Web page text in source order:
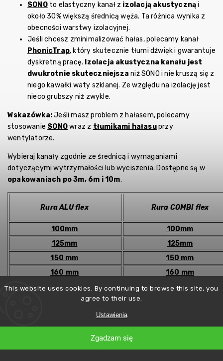
This website uses cookies. By continuing to browse this site, you
agree to their use.
Ustawienia
Zgadzam się
SONOto elastyczny kanał z izolacją akustycznąi
około 30% większą średnicą węża. Ta różnica wynika z
obecności warstwy izolacyjnej.
Jeśli chcesz zminimalizować hałas, polecamy kanał
PhonicTrap, który skutecznie tłumi dźwięk i gwarantuje
dyskretną pracę. Izolacja akustyczna kanału jest
dwukrotnie skuteczniejsza niż SONO i nie kruszą się z
niego kawałki waty szklanej. Ze względu na izolację jest
nieco grubszy niż zwykle.
Wskazówka:Jeśli masz problem z hałasem, polecamy
stosowanie SONOwraz z tłumikami hałasuprzy
wentylatorze.
Wybieraj kanały zgodnie ze średnicą i wymaganiami
dotyczącymi wytrzymałości lub wyciszenia. Dostępne są w
opakowaniach po 3m, 6m i 10m.
Rura ALU flex Rura COMBI flex
100mm
100mm
125mm
125mm
150 mm
150 mm
160 mm
160 mm
200 mm
200 mm